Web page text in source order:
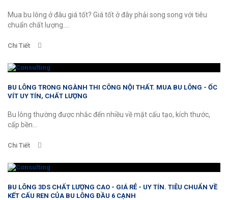
Mua bu lông ở đâu giá tốt? Giá tốt ở đây phải song song với tiêu
chuẩn chất lượng....
Chi Tiết
BU LÔNG TRONG NGÀNH THI CÔNG NỘI THẤT. MUA BU LÔNG - ỐC
VÍT UY TÍN, CHẤT LƯỢNG
Bu lông thường được nhắc đến nhiều về mặt cấu tạo, kích thước,
cấp bền...
Chi Tiết
BU LÔNG 3DS CHẤT LƯỢNG CAO - GIÁ RẺ - UY TÍN. TIÊU CHUẨN VỀ
KẾT CẤU REN CỦA BU LÔNG ĐẦU 6 CẠNH